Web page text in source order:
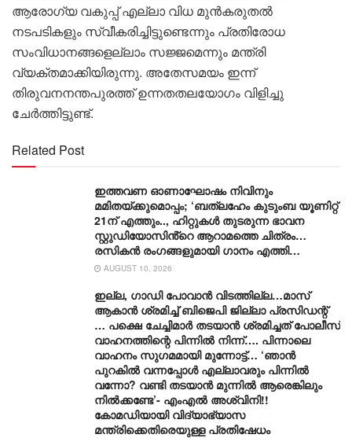
ആരോഗ്യ വകുപ്പ് എല്ലാ വിധ മുൻകരുതൽ
നടപടികളും സ്വീകരിച്ചിട്ടുണ്ടെന്നും പ്രതിരോധ
സംവിധാനങ്ങളെല്ലാം സജ്ജമെന്നും മന്ത്രി
വ്യക്തമാക്കിയിരുന്നു. അതേസമയം ഇന്ന്
തിരുവനനന്തപുരത്ത് ഉന്നതതലയോ​ഗം വിളിച്ചു
ചേർത്തിട്ടുണ്ട്.
Related Post
ഇത്തവണ ഓണാഘോഷം നിവിനും
മമിതയ്ക്കുമൊപ്പം; ‘ബത്‍ലഹേം കുടുംബ യൂണിറ്റ്
21ന് എത്തും.., ഹിറ്റുകൾ തുടരുന്ന ഭാവന
സ്റ്റുഡിയോസിൻ്റെ ആറാമത്തെ ചിത്രം…
രസികൻ രംഗങ്ങളുമായി ഗാനം എത്തി…
AUGUST 10, 2026
ഇല്ല, ​ഗാഡി പോവാൻ വിടത്തില്ല…മാസ്
ആകാൻ ശ്രമിച്ച് ബിജെപി ജില്ലാ പ്രസിഡന്റ്
… പക്ഷെ ചേച്ചിമാർ തടയാൻ ശ്രമിച്ചത് പോലീസ്
വാഹനത്തിന്റെ പിന്നിൽ നിന്ന്…. പിന്നാലെ
വാഹനം സു​ഗമമായി മുന്നോട്ട്… ‘ഞാൻ
പുറകിൽ വന്നപ്പോൾ എല്ലാവരും പിന്നിൽ
വന്നോ? വണ്ടി തടയാൻ മുന്നിൽ ആരെങ്കിലും
നിൽക്കണ്ടേ’- എംഎൽ അശ്വിനി!!
കോമഡിയായി വിദ്യാഭ്യാസ
മന്ത്രിക്കെതിരെയുള്ള പ്രതിഷേധം